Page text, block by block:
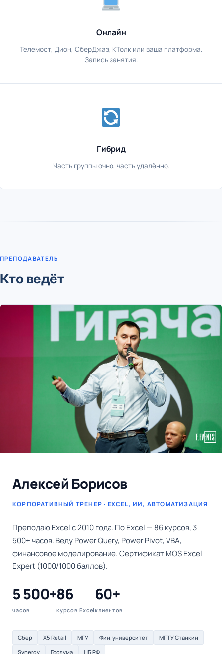
Онлайн
Телемост, Дион, СберДжаз, КТолк или ваша платформа.
Запись занятия.
Гибрид
Часть группы очно, часть удалённо.
ПРЕПОДАВАТЕЛЬ
Кто ведёт
Алексей Борисов
КОРПОРАТИВНЫЙ ТРЕНЕР · EXCEL, ИИ, АВТОМАТИЗАЦИЯ
Преподаю Excel с 2010 года. По Excel — 86 курсов, 3
500+ часов. Веду Power Query, Power Pivot, VBA,
финансовое моделирование. Сертификат MOS Excel
Expert (1000/1000 баллов).
5 500+
часов
86
курсов Excel
60+
клиентов
Сбер X5 Retail МГУ Фин. университет
МГТУ Станкин
Synergy
Госдума ЦБ РФ